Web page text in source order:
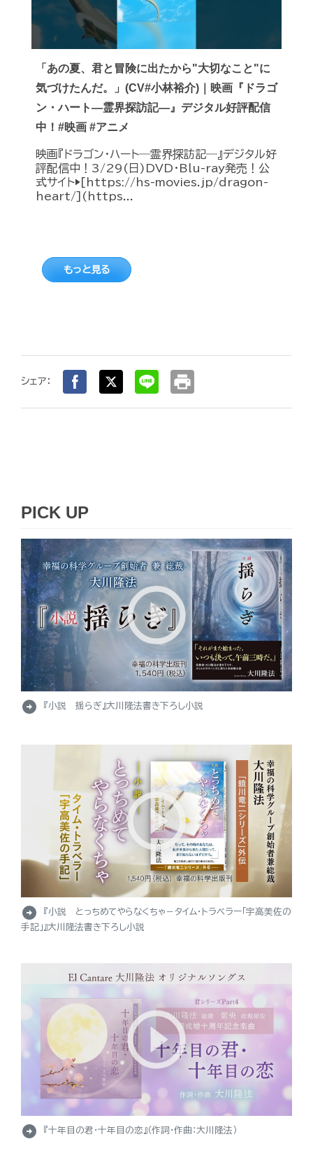
「あの夏、君と冒険に出たから"大切なこと"に
気づけたんだ。」(CV#小林裕介)｜映画『ドラゴ
ン・ハート―霊界探訪記―』デジタル好評配信
中！#映画 #アニメ
映画『ドラゴン・ハート―霊界探訪記―』デジタル好
評配信中！3/29(日)DVD・Blu-ray発売！公
式サイト▶︎[https://hs-movies.jp/dragon-
heart/](https...
もっと見る
シェア： print
PICK UP
arrow_circle_right 『小説 揺らぎ』大川隆法書き下ろし小説
arrow_circle_right
『小説 とっちめてやらなくちゃ－タイム・トラベラー「宇高美佐の
手記」』大川隆法書き下ろし小説
arrow_circle_right 『十年目の君・十年目の恋』（作詞・作曲：大川隆法）